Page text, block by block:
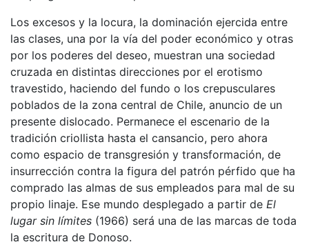
Los excesos y la locura, la dominación ejercida entre
las clases, una por la vía del poder económico y otras
por los poderes del deseo, muestran una sociedad
cruzada en distintas direcciones por el erotismo
travestido, haciendo del fundo o los crepusculares
poblados de la zona central de Chile, anuncio de un
presente dislocado. Permanece el escenario de la
tradición criollista hasta el cansancio, pero ahora
como espacio de transgresión y transformación, de
insurrección contra la figura del patrón pérfido que ha
comprado las almas de sus empleados para mal de su
propio linaje. Ese mundo desplegado a partir de El
lugar sin límites (1966) será una de las marcas de toda
la escritura de Donoso.